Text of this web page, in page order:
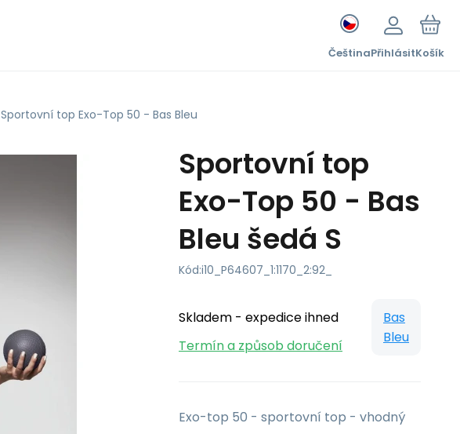
ČeštinaPřihlásitKošík
Sportovní top Exo-Top 50 - Bas Bleu
Sportovní top
Exo-Top 50 - Bas
Bleu šedá S
Kód:i10_P64607_1:1170_2:92_
Skladem - expedice ihned
Termín a způsob doručení
Bas
Bleu
Exo-top 50 - sportovní top - vhodný